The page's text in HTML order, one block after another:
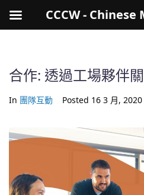
合作: 透過工場夥伴
In 團隊互動 Posted 16 3 月, 2020
CCCW -